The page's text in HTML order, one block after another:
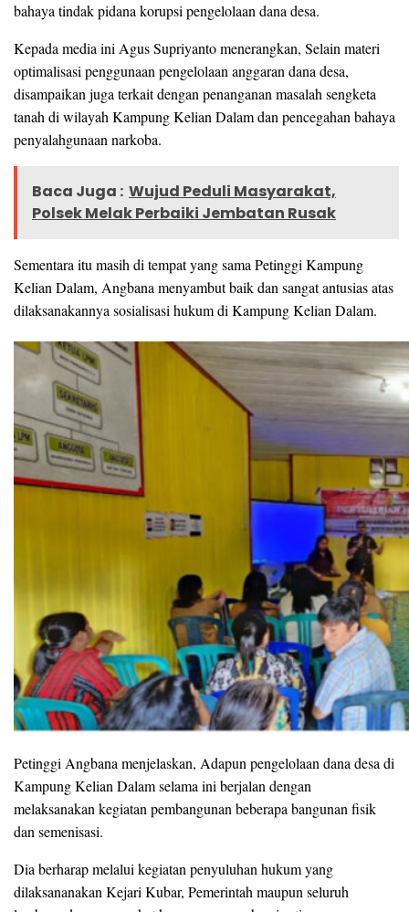
bahaya tindak pidana korupsi pengelolaan dana desa.
Kepada media ini Agus Supriyanto menerangkan, Selain materi
optimalisasi penggunaan pengelolaan anggaran dana desa,
disampaikan juga terkait dengan penanganan masalah sengketa
tanah di wilayah Kampung Kelian Dalam dan pencegahan bahaya
penyalahgunaan narkoba.
Baca Juga : Wujud Peduli Masyarakat,
Polsek Melak Perbaiki Jembatan Rusak
Sementara itu masih di tempat yang sama Petinggi Kampung
Kelian Dalam, Angbana menyambut baik dan sangat antusias atas
dilaksanakannya sosialisasi hukum di Kampung Kelian Dalam.
Petinggi Angbana menjelaskan, Adapun pengelolaan dana desa di
Kampung Kelian Dalam selama ini berjalan dengan
melaksanakan kegiatan pembangunan beberapa bangunan fisik
dan semenisasi.
Dia berharap melalui kegiatan penyuluhan hukum yang
dilaksananakan Kejari Kubar, Pemerintah maupun seluruh